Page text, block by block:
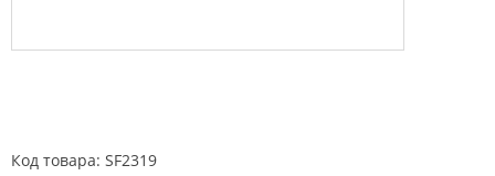
Код товара: SF2319